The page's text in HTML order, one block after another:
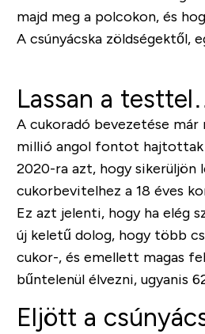
majd meg a polcokon, és
A csúnyácska zöldségektől,
Lassan a
A cukoradó bevezetése
millió angol fontot hajtottak
2020-ra azt, hogy sikerüljön
cukorbevitelhez a 18 éves
Ez azt jelenti, hogy ha elég
új keletű dolog, hogy több
cukor-, és emellett magas
bűntelenül élvezni, ugyanis
Eljött a